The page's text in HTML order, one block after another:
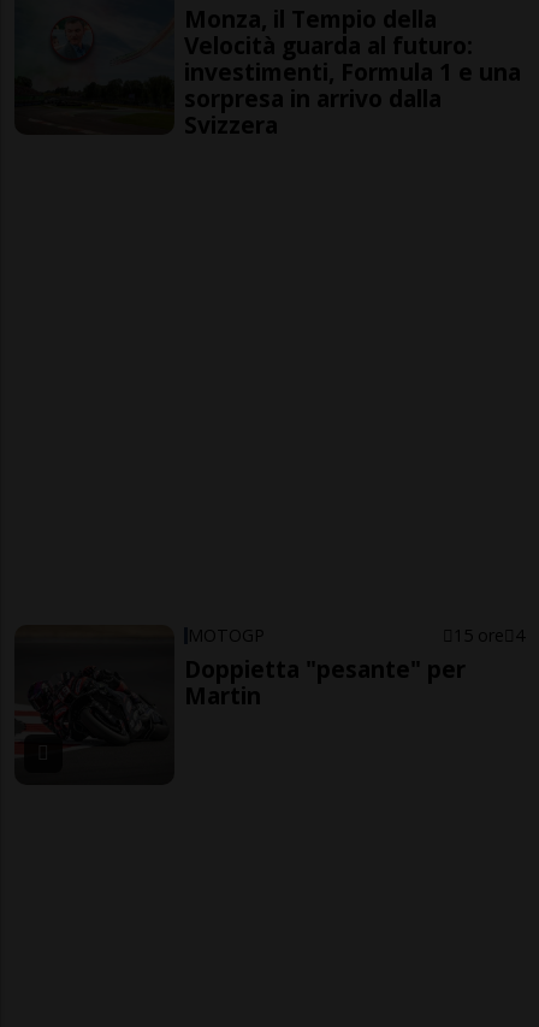
Monza, il Tempio della
Velocità guarda al futuro:
investimenti, Formula 1 e una
sorpresa in arrivo dalla
Svizzera
MOTOGP 15 ore 4
Doppietta "pesante" per
Martin